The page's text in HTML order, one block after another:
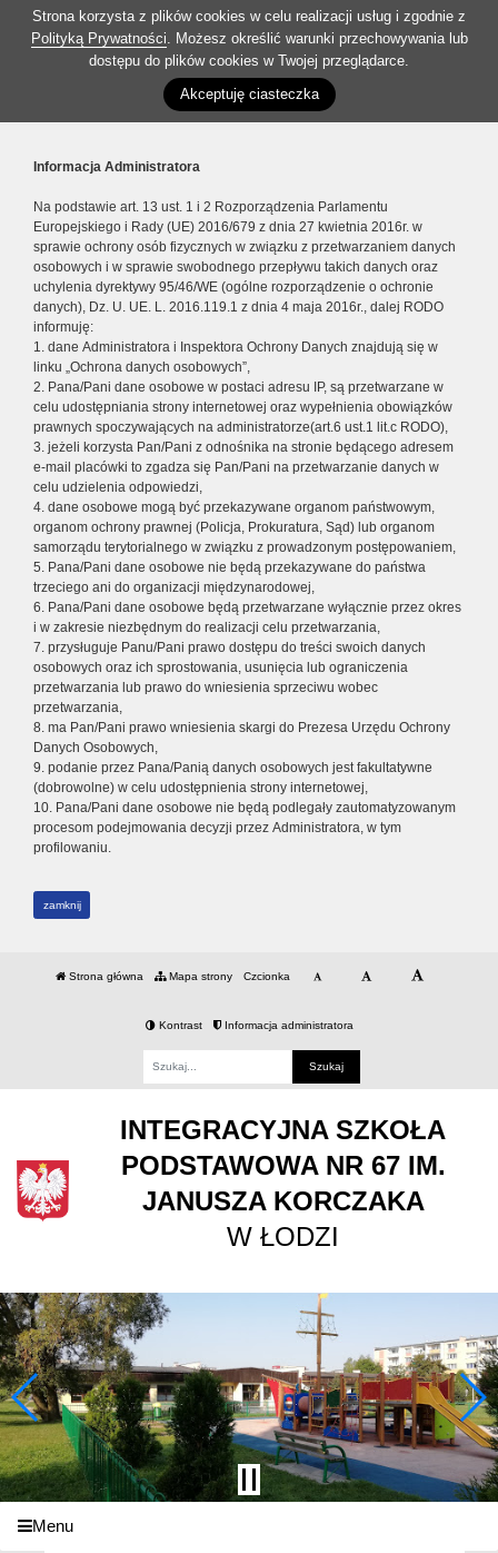
Strona korzysta z plików cookies w celu realizacji usług i zgodnie z
Polityką Prywatności. Możesz określić warunki przechowywania lub
dostępu do plików cookies w Twojej przeglądarce.
Akceptuję ciasteczka
Informacja Administratora
Na podstawie art. 13 ust. 1 i 2 Rozporządzenia Parlamentu
Europejskiego i Rady (UE) 2016/679 z dnia 27 kwietnia 2016r. w
sprawie ochrony osób fizycznych w związku z przetwarzaniem danych
osobowych i w sprawie swobodnego przepływu takich danych oraz
uchylenia dyrektywy 95/46/WE (ogólne rozporządzenie o ochronie
danych), Dz. U. UE. L. 2016.119.1 z dnia 4 maja 2016r., dalej RODO
informuję:
1. dane Administratora i Inspektora Ochrony Danych znajdują się w
linku „Ochrona danych osobowych”,
2. Pana/Pani dane osobowe w postaci adresu IP, są przetwarzane w
celu udostępniania strony internetowej oraz wypełnienia obowiązków
prawnych spoczywających na administratorze(art.6 ust.1 lit.c RODO),
3. jeżeli korzysta Pan/Pani z odnośnika na stronie będącego adresem
e-mail placówki to zgadza się Pan/Pani na przetwarzanie danych w
celu udzielenia odpowiedzi,
4. dane osobowe mogą być przekazywane organom państwowym,
organom ochrony prawnej (Policja, Prokuratura, Sąd) lub organom
samorządu terytorialnego w związku z prowadzonym postępowaniem,
5. Pana/Pani dane osobowe nie będą przekazywane do państwa
trzeciego ani do organizacji międzynarodowej,
6. Pana/Pani dane osobowe będą przetwarzane wyłącznie przez okres
i w zakresie niezbędnym do realizacji celu przetwarzania,
7. przysługuje Panu/Pani prawo dostępu do treści swoich danych
osobowych oraz ich sprostowania, usunięcia lub ograniczenia
przetwarzania lub prawo do wniesienia sprzeciwu wobec
przetwarzania,
8. ma Pan/Pani prawo wniesienia skargi do Prezesa Urzędu Ochrony
Danych Osobowych,
9. podanie przez Pana/Panią danych osobowych jest fakultatywne
(dobrowolne) w celu udostępnienia strony internetowej,
10. Pana/Pani dane osobowe nie będą podlegały zautomatyzowanym
procesom podejmowania decyzji przez Administratora, w tym
profilowaniu.
zamknij
Strona główna Mapa strony Czcionka
Kontrast Informacja administratora
INTEGRACYJNA SZKOŁA
PODSTAWOWA NR 67 IM.
JANUSZA KORCZAKA
W ŁODZI
Menu